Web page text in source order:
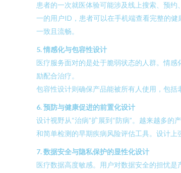
患者的一次就医体验可能涉及线上搜索、预
一的用户ID，患者可以在手机端查看完整的
一致且流畅。
5. 情感化与包容性设计
医疗服务面对的是处于脆弱状态的人群。情
励配合治疗。
包容性设计则确保产品能被所有人使用，包
6. 预防与健康促进的前置化设计
设计视野从“治病”扩展到“防病”。越来越多
和简单检测的早期疾病风险评估工具。设计上
7. 数据安全与隐私保护的显性化设计
医疗数据高度敏感。用户对数据安全的担忧